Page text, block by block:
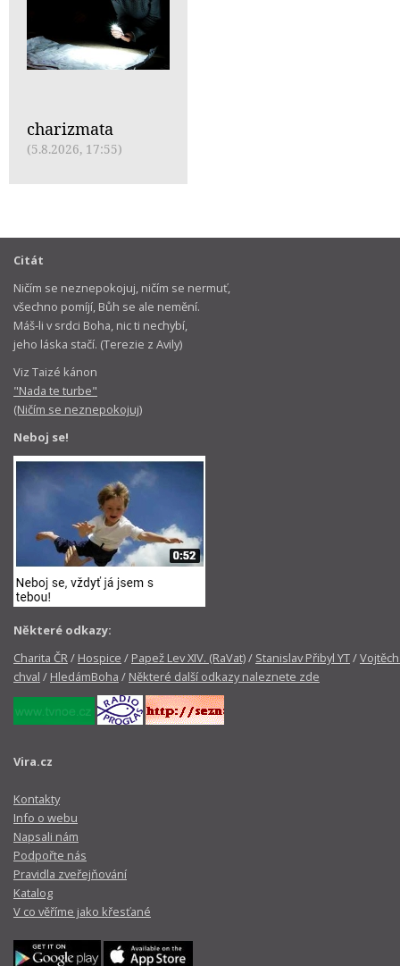
charizmata
(5.8.2026, 17:55)
Citát
Ničím se neznepokojuj, ničím se nermuť,
všechno pomíjí, Bůh se ale nemění.
Máš-li v srdci Boha, nic ti nechybí,
jeho láska stačí. (Terezie z Avily)
Viz Taizé kánon
"Nada te turbe"
(Ničím se neznepokojuj)
Neboj se!
Některé odkazy:
Charita ČR/ Hospice / Papež Lev XIV. (RaVat)/ Stanislav Přibyl YT/
chval / HledámBoha / Některé další odkazy naleznete zde
Vira.cz
Kontakty
Info o webu
Napsali nám
Podpořte nás
Pravidla zveřejňování
Katalog
V co věříme jako křesťané